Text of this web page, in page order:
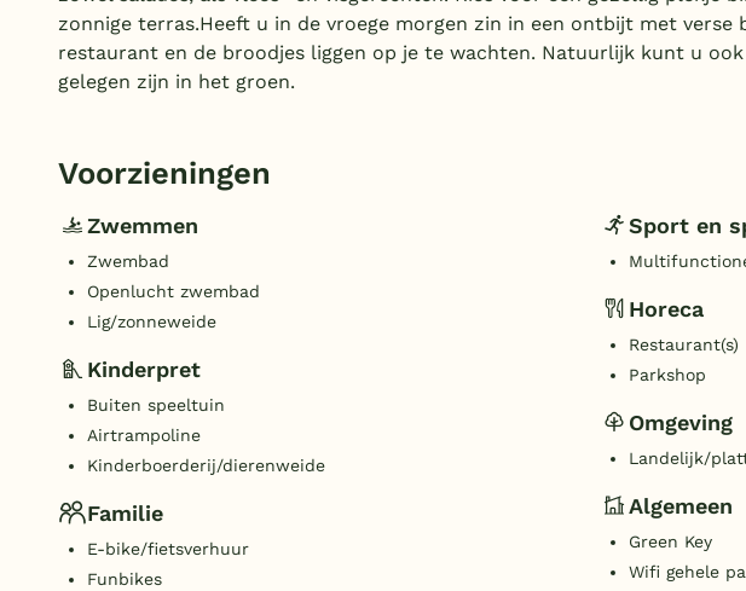
zonnige terras.Heeft u in de vroege morgen zin in een ontbijt met
restaurant en de broodjes liggen op je te wachten. Natuurlijk kunt u
gelegen zijn in het groen.
Voorzieningen
Zwemmen
Zwembad
Openlucht zwembad
Lig/zonneweide
Kinderpret
Buiten speeltuin
Airtrampoline
Kinderboerderij/dierenweide
Familie
E-bike/fietsverhuur
Funbikes
Sport en
Horeca
Restaurant(s)
Parkshop
Omgeving
Landelijk/
Algemeen
Green Key
Wifi gehele